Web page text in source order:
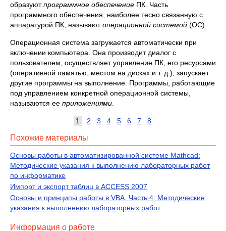
образуютпрограммное обеспечение ПК. Часть
программного обеспечения, наиболее тесно связанную с
аппаратурой ПК, называютоперационной системой (ОС).
Операционная система загружается автоматически при
включении компьютера. Она производит диалог с
пользователем, осуществляет управление ПК, его ресурсами
(оперативной памятью, местом на дисках и т. д.), запускает
другие программы на выполнение. Программы, работающие
под управлением конкретной операционной системы,
называются ее приложениями
1 2 3 4 5 6 7 8
Похожие материалы
Основы работы в автоматизированной системе Mathcad:
Методические указания к выполнению лабораторных работ
по информатике
Импорт и экспорт таблиц в АССESS 2007
Основы и принципы работы в VBA. Часть 4: Методические
указания к выполнению лабораторных работ
Информация о работе